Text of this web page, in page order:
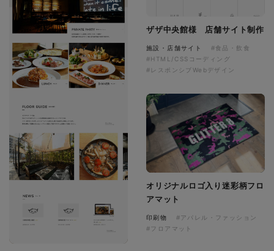
ザザ中央館様 店舗サイト制作
施設・店舗サイト
#食品・飲食
#HTML/CSSコーディング
#レスポンシブWebデザイン
オリジナルロゴ入り迷彩柄フロ
アマット
印刷物
#アパレル・ファッション
#フロアマット